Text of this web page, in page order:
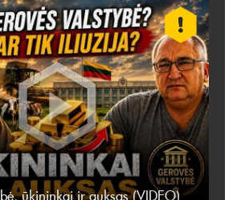
ūkininkai ir auksas (VIDEO)